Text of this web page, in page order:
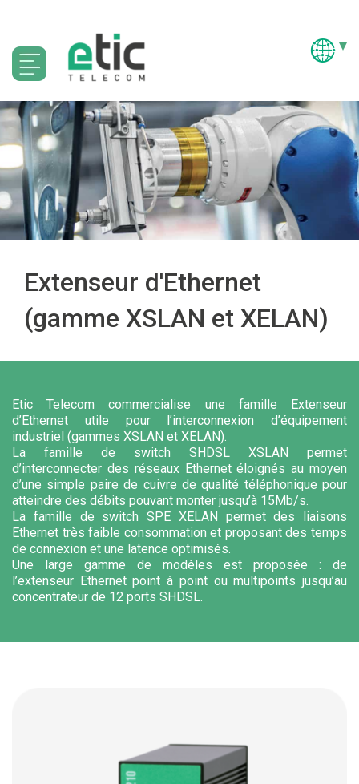
Extenseur d'Ethernet
(gamme XSLAN et XELAN)
Etic Telecom commercialise une famille Extenseur
d’Ethernet utile pour l’interconnexion d’équipement
industriel (gammes XSLAN et XELAN).
La famille de switch SHDSL XSLAN permet
d’interconnecter des réseaux Ethernet éloignés au moyen
d’une simple paire de cuivre de qualité téléphonique pour
atteindre des débits pouvant monter jusqu’à 15Mb/s.
La famille de switch SPE XELAN permet des liaisons
Ethernet très faible consommation et proposant des temps
de connexion et une latence optimisés.
Une large gamme de modèles est proposée : de
l’extenseur Ethernet point à point ou multipoints jusqu’au
concentrateur de 12 ports SHDSL.